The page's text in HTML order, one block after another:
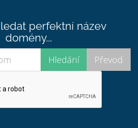
perfektní název
domény...